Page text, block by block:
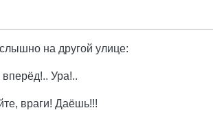
на другой улице:
Ура!..
враги! Даёшь!!!